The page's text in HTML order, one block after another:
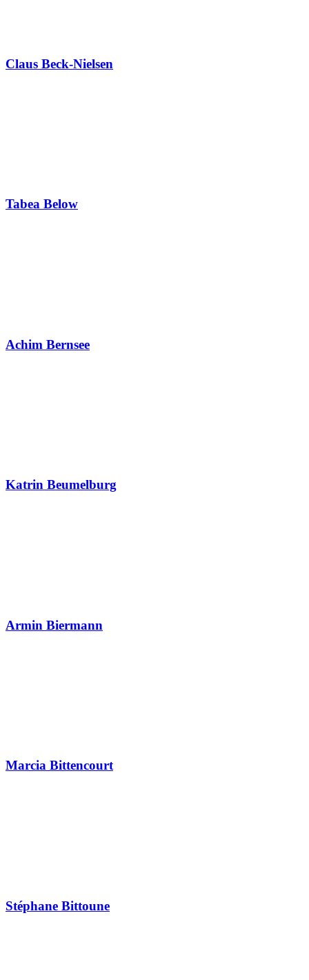
Claus Beck-Nielsen
Tabea Below
Achim Bernsee
Katrin Beumelburg
Armin Biermann
Marcia Bittencourt
Stéphane Bittoune